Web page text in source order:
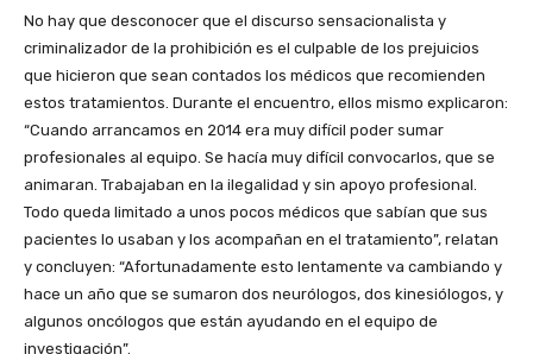
No hay que desconocer que el discurso sensacionalista y
criminalizador de la prohibición es el culpable de los prejuicios
que hicieron que sean contados los médicos que recomienden
estos tratamientos. Durante el encuentro, ellos mismo explicaron:
“Cuando arrancamos en 2014 era muy difícil poder sumar
profesionales al equipo. Se hacía muy difícil convocarlos, que se
animaran. Trabajaban en la ilegalidad y sin apoyo profesional.
Todo queda limitado a unos pocos médicos que sabían que sus
pacientes lo usaban y los acompañan en el tratamiento”, relatan
y concluyen: “Afortunadamente esto lentamente va cambiando y
hace un año que se sumaron dos neurólogos, dos kinesiólogos, y
algunos oncólogos que están ayudando en el equipo de
investigación”.